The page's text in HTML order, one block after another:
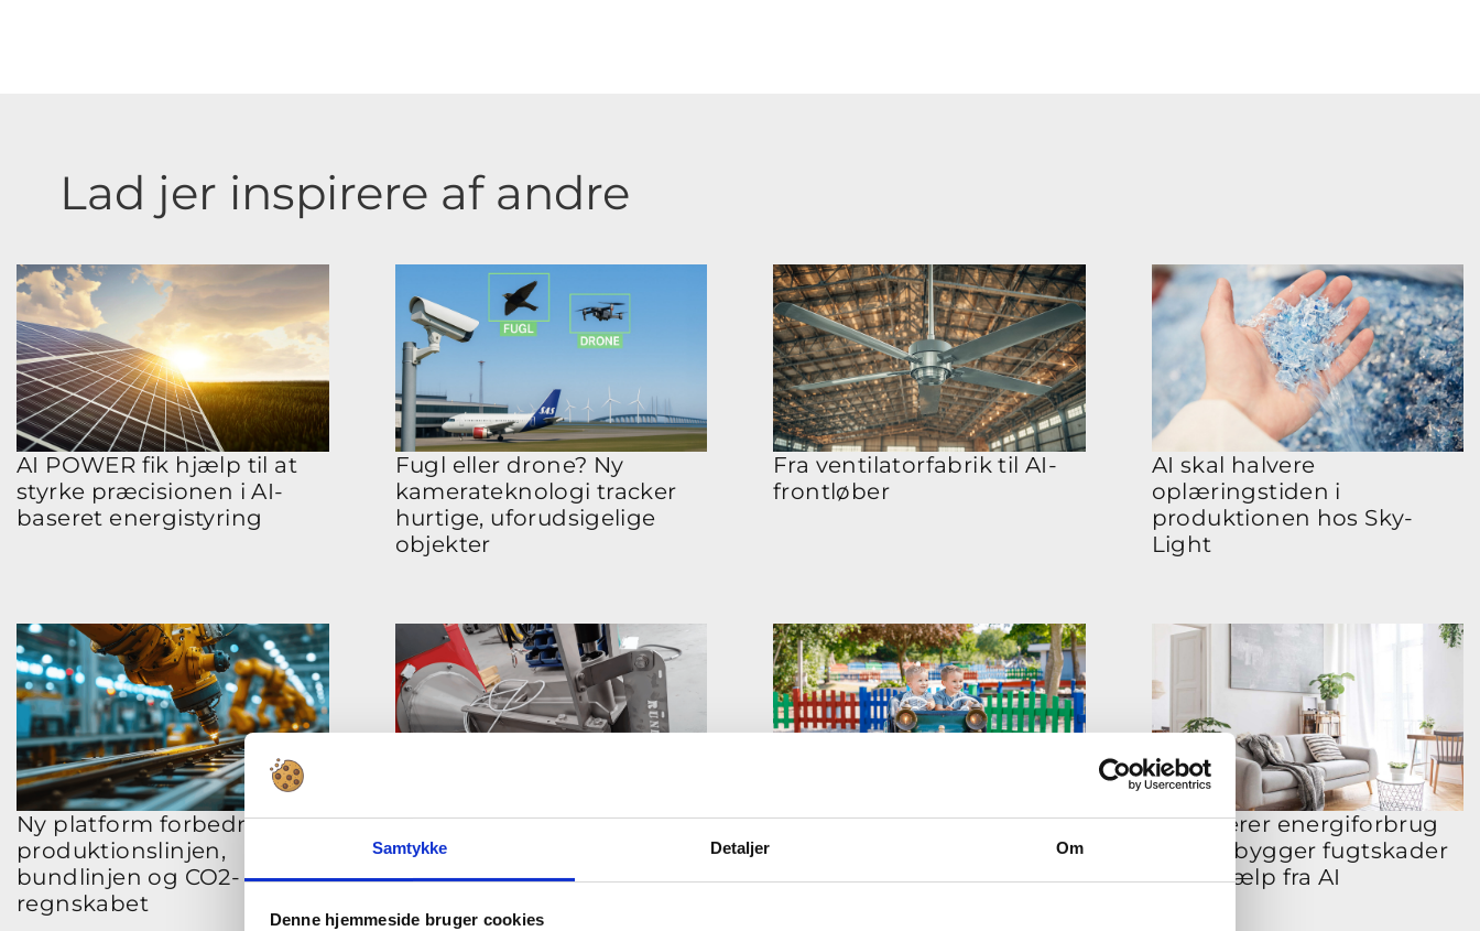
Samtykke Detaljer Om
Denne hjemmeside bruger cookies
Lad jer inspirere af andre
AI POWER fik hjælp til at
styrke præcisionen i AI-
baseret energistyring
Fugl eller drone? Ny
kamerateknologi tracker
hurtige, uforudsigelige
objekter
Fra ventilatorfabrik til AI-
frontløber
AI skal halvere
oplæringstiden i
produktionen hos Sky-
Light
Ny platform forbedrer
produktionslinjen,
bundlinjen og CO2-
regnskabet
Vibrationssensor hjælper
RUNI med at forudsige slid
på kostbare maskindele
AI og sensorer hjælper
strømforbrug
Optimerer energiforbrug
og forebygger fugtskader
med hjælp fra AI​